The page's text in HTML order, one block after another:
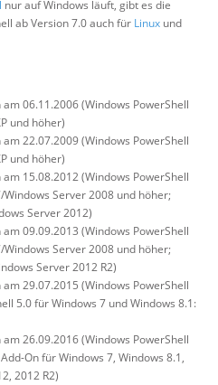
nur auf Windows läuft, gibt es die
ab Version 7.0 auch für Linux und
06.11.2006 (Windows PowerShell
und höher)
22.07.2009 (Windows PowerShell
und höher)
15.08.2012 (Windows PowerShell
Server 2008 und höher;
Server 2012)
09.09.2013 (Windows PowerShell
Server 2008 und höher;
Server 2012 R2)
29.07.2015 (Windows PowerShell
5.0 für Windows 7 und Windows 8.1:
26.09.2016 (Windows PowerShell
On für Windows 7, Windows 8.1,
2012 R2)